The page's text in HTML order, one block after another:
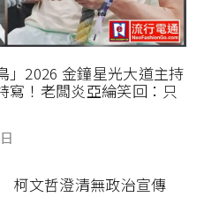
」2026 金鐘星光大道主持
寫！老闆炎亞綸笑回：只
文哲澄清無政治宣傳